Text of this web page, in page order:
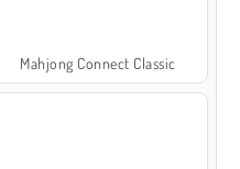
Mahjong Connect Classic